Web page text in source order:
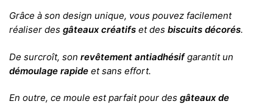
Grâce à son design unique, vous pouvez facilement
réaliser des gâteaux créatifs et des biscuits décorés.
De surcroît, son revêtement antiadhésifgarantit un
démoulage rapide et sans effort.
En outre, ce moule est parfait pour des gâteaux de